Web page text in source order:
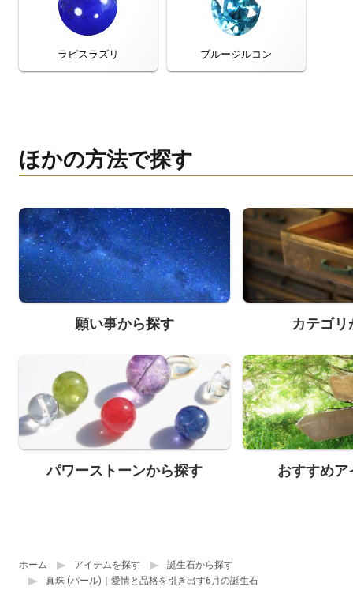
ラピスラズリ ブルージルコン
ほかの方法で探す
願い事から探す カテゴリ
パワーストーンから探す おすすめア
ホーム アイテムを探す
誕生石から探す
真珠 (パール)｜愛情と品格を引き出す6月の誕生石